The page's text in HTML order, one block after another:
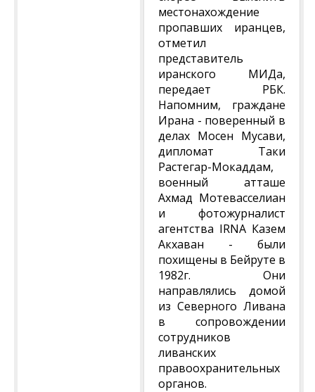
местонахождение
пропавших иранцев,
отметил
представитель
иранского МИДа,
передает РБК.
Напомним, граждане
Ирана - поверенный в
делах Мосен Мусави,
дипломат Таки
Растегар-Мокаддам,
военный атташе
Ахмад Мотевасселиан
и фотожурналист
агентства IRNA Казем
Акхаван - были
похищены в Бейруте в
1982г. Они
направлялись домой
из Северного Ливана
в сопровождении
сотрудников
ливанских
правоохранительных
органов.